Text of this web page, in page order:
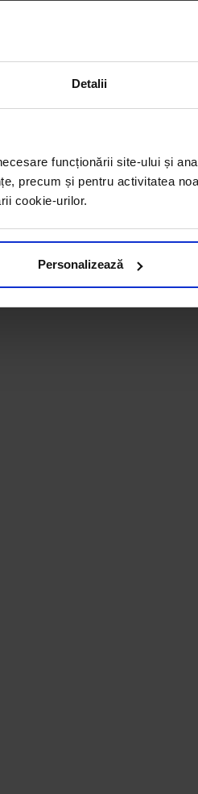
Detalii
funcționării site-ului și
precum și pentru activitatea
cookie-urilor.
Personalizează